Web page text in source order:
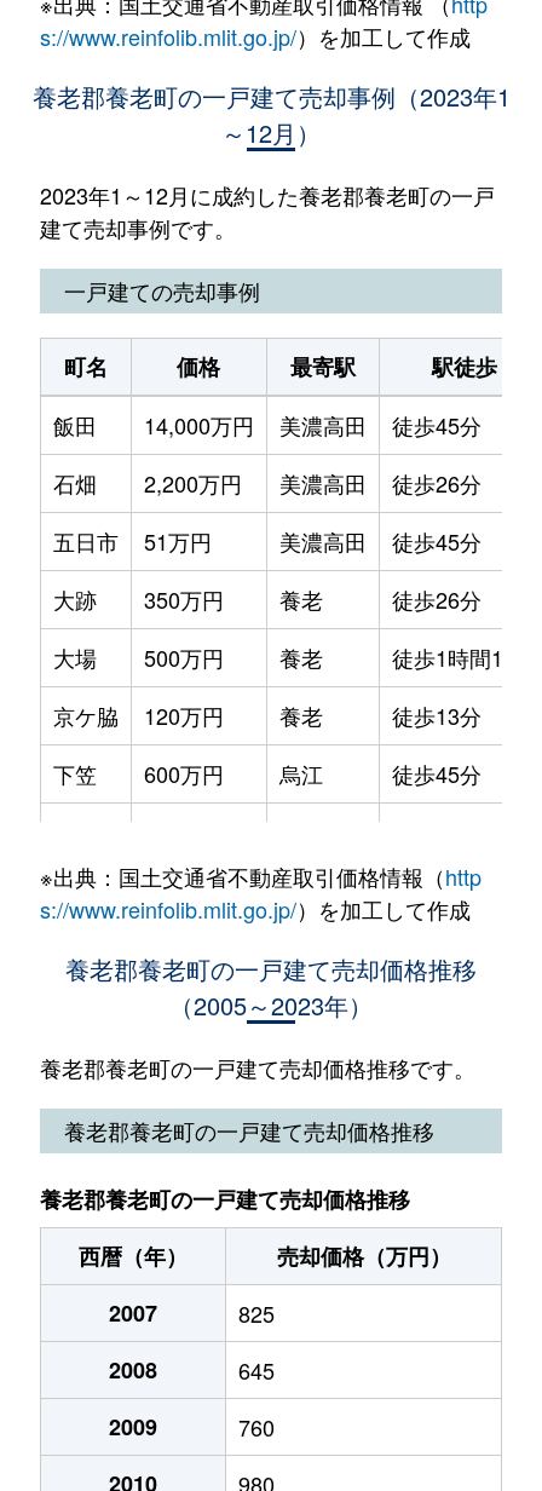
s://www.reinfolib.mlit.go.jp/）を加工して作成
養老郡養老町の一戸建て売却事例（2023年1
～12月）
2023年1～12月に成約した養老郡養老町の一戸
建て売却事例です。
一戸建ての売却事例
町名 価格 最寄駅
駅徒歩
飯田
14,000万円 美濃高田
徒歩45分
石畑
2,200万円 美濃高田
徒歩26分
五日市
51万円 美濃高田
徒歩45分
大跡
350万円 養老
徒歩26分
大場
500万円 養老
徒歩1時間15分
京ケ脇
120万円 養老
徒歩13分
下笠
600万円 烏江
徒歩45分
高田
220万円 美濃高田
徒歩1分
360万円 烏江
瑞穂
580万円 美濃津屋 徒歩45分
※出典：国土交通省不動産取引価格情報（http
s://www.reinfolib.mlit.go.jp/）を加工して作成
養老郡養老町の一戸建て売却価格推移
（2005～2023年）
養老郡養老町の一戸建て売却価格推移です。
養老郡養老町の一戸建て売却価格推移
養老郡養老町の一戸建て売却価格推移
西暦（年）
売却価格（万円）
2007
825
2008
645
2009
760
2010
980